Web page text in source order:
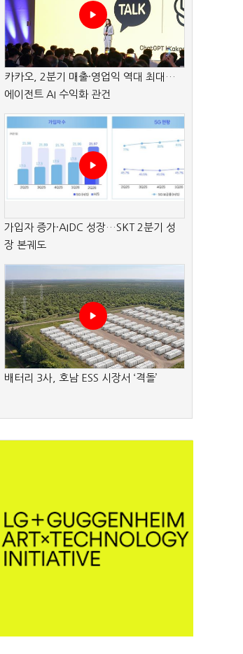
카카오, 2분기 매출·영업익 역대 최대…
에이전트 AI 수익화 관건
가입자 증가·AIDC 성장…SKT 2분기 성
장 본궤도
배터리 3사, 호남 ESS 시장서 ‘격돌’